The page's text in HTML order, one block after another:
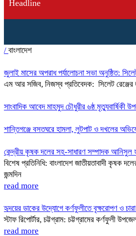
Headline
/ বাংলাদেশ
জুলাই মাসের অপরাধ পর্যালোচনা সভা অনুষ্ঠিত:
এম আর সজিব, নিজস্ব প্রতিবেদক: সিলেট রেঞ্জের
সাংবাদিক আবেদ মাহমুদ চৌধুরীর ৬ষ্ঠ মৃত্যুবার্ষিকী
শান্তিগঞ্জে বসতঘরে হামলা, লুটপাট ও দখলের
কেন্দ্রীয় কৃষক দলের সহ-সাধারণ সম্পাদক আনিসুল
বিশেষ প্রতিনিধি: বাংলাদেশ জাতীয়তাবাদী কৃষক
জন্মদিন
read more
হৃদয়ের ডাকের উদ্যোগে কর্ণফুলীতে বৃক্ষরোপণ ও
স্টাফ রিপোর্টার, চট্টগ্রাম: চট্টগ্রামের কর্ণফুলী
read more